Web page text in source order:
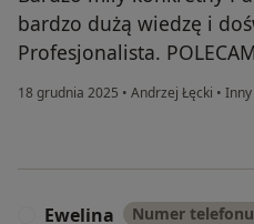
bardzo dużą wiedzę i
Profesjonalista. POLECAM
18 grudnia 2025 • Andrzej Łęcki • Inny
Ewelina Numer